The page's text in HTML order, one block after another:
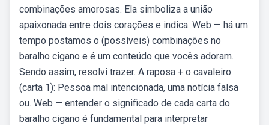
combinações amorosas. Ela simboliza a união
apaixonada entre dois corações e indica. Web — há um
tempo postamos o (possíveis) combinações no
baralho cigano e é um conteúdo que vocês adoram.
Sendo assim, resolvi trazer. A raposa + o cavaleiro
(carta 1): Pessoa mal intencionada, uma notícia falsa
ou. Web — entender o significado de cada carta do
baralho cigano é fundamental para interpretar